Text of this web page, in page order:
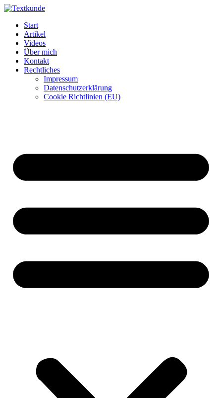
Zum
wechseln
Start
Artikel
Videos
Über mich
Kontakt
Rechtliches
Impressum
Datenschutzerklärung
Cookie Richtlinien (EU)